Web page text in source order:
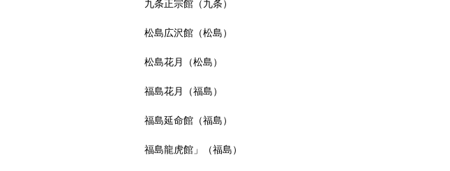
九条正宗館（九条）
松島広沢館（松島）
松島花月（松島）
福島花月（福島）
福島延命館（福島）
福島龍虎館」（福島）